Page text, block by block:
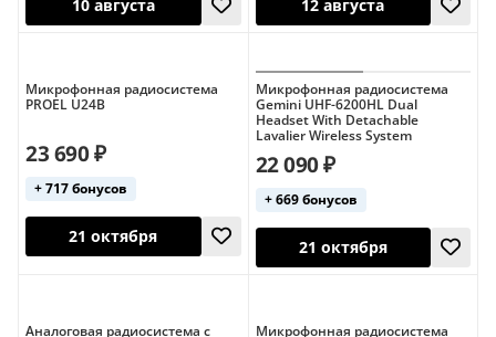
10 августа 12 августа
Микрофонная радиосистема
PROEL U24B
23 690 ₽
+ 717 бонусов
Микрофонная радиосистема
Gemini UHF-6200HL Dual
Headset With Detachable
Lavalier Wireless System
22 090 ₽
+ 669 бонусов
Аналоговая радиосистема с Микрофонная радиосистема